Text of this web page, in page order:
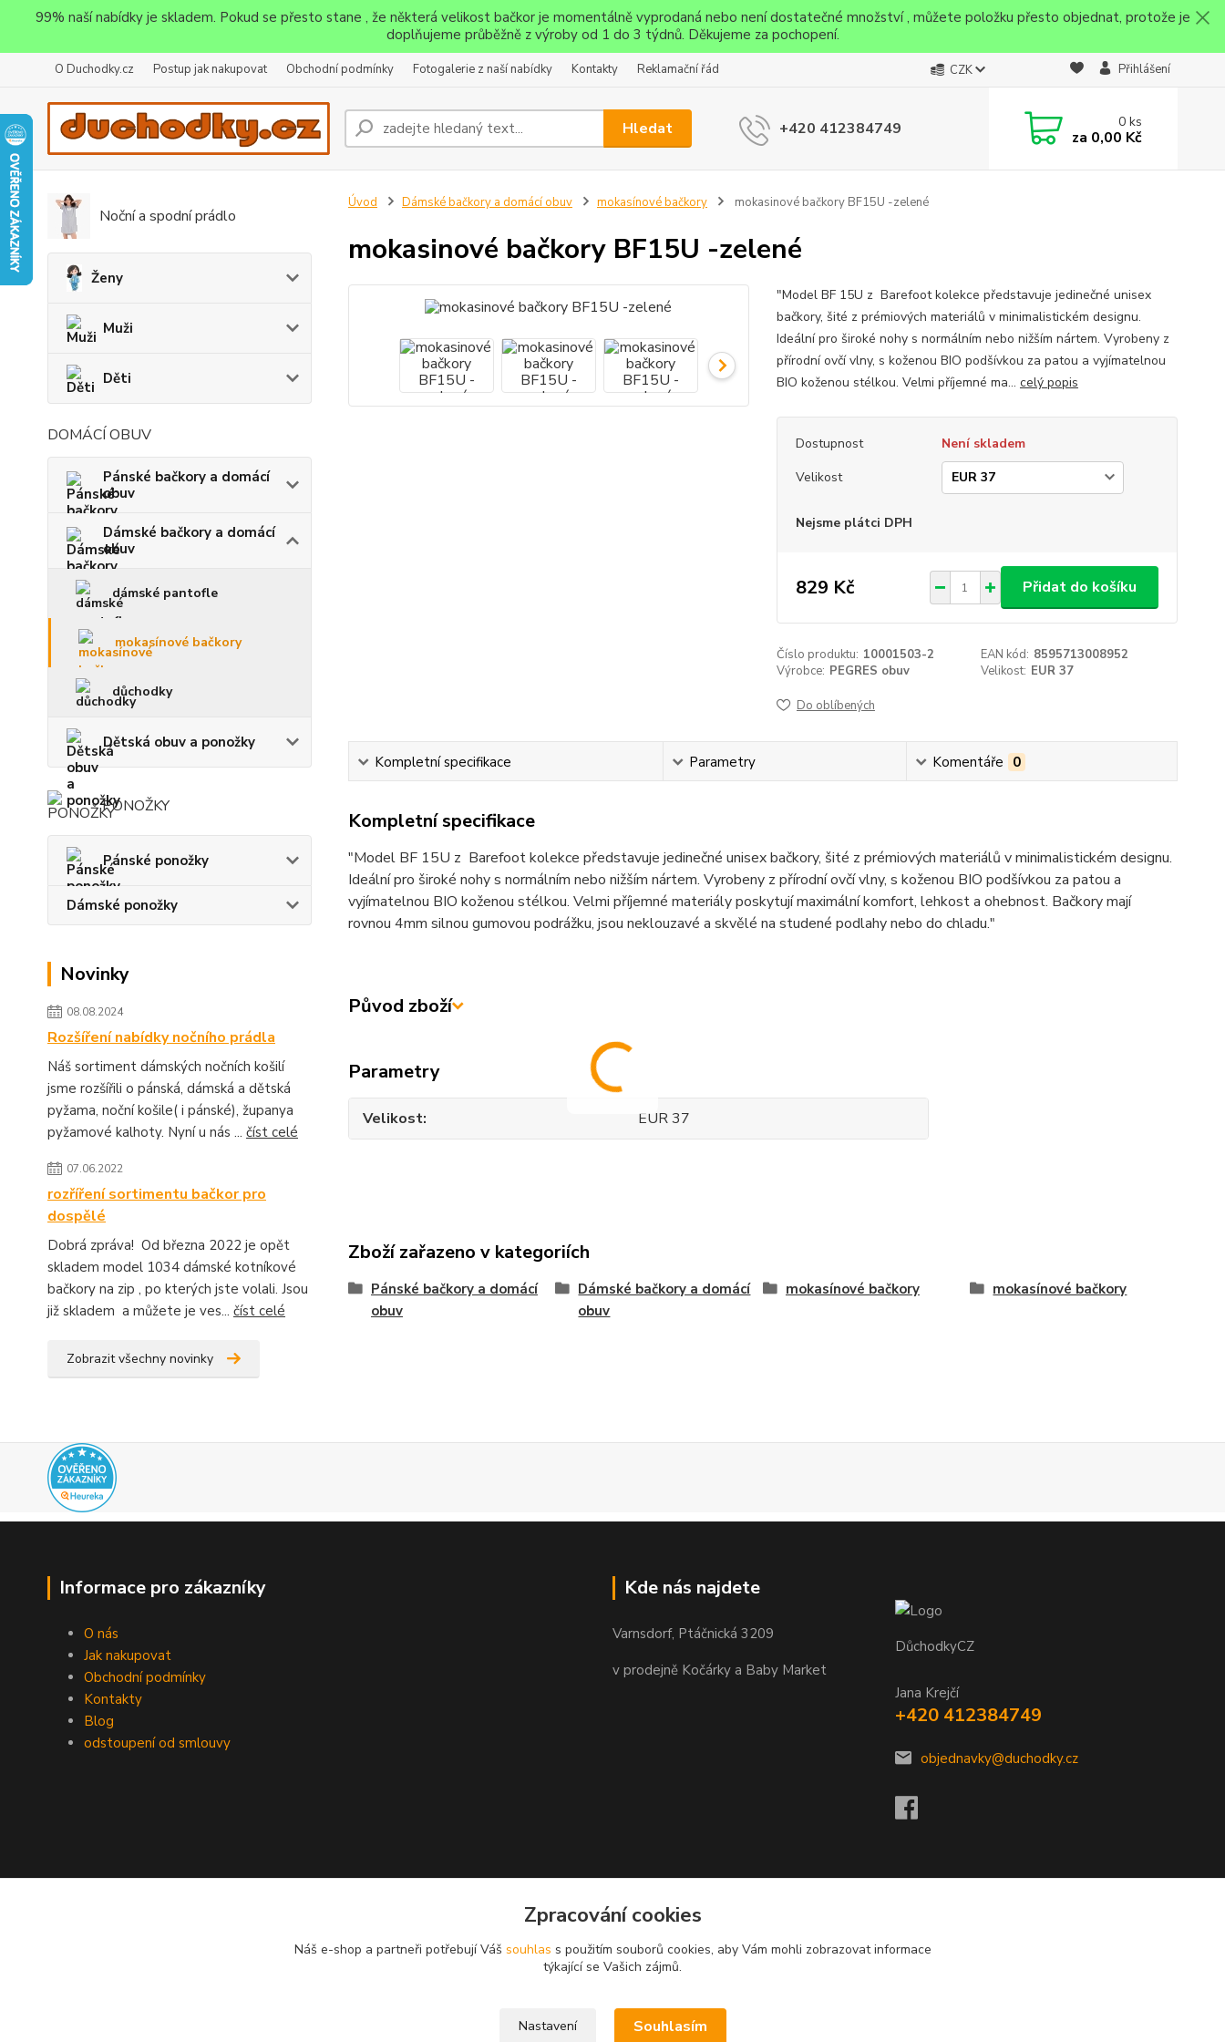
99% naší nabídky je skladem. Pokud se přesto stane , že některá velikost bačkor je momentálně vyprodaná nebo není dostatečné množství , můžete položku přesto objednat, protože je
doplňujeme průběžně z výroby od 1 do 3 týdnů. Děkujeme za pochopení.
O Duchodky.cz Postup jak nakupovat Obchodní podmínky Fotogalerie z naší nabídky Kontakty Reklamační řád CZK Přihlášení
Hledat +420 412384749 0ks
za 0,00 Kč
Noční a spodní prádlo
Ženy
Muži
Děti
DOMÁCÍ OBUV
Pánské bačkory a domácí
obuv
Dámské bačkory a domácí
obuv
dámské pantofle
mokasínové bačkory
důchodky
Dětská obuv a ponožky
PONOŽKY
Pánské ponožky
Dámské ponožky
Novinky
08.08.2024
Rozšíření nabídky nočního prádla
Náš sortiment dámských nočních košilí
jsme rozšířili o pánská, dámská a dětská
pyžama, noční košile( i pánské), županya
pyžamové kalhoty. Nyní u nás ... číst celé
07.06.2022
rozříření sortimentu bačkor pro
dospělé
Dobrá zpráva! Od března 2022 je opět
skladem model 1034 dámské kotníkové
bačkory na zip , po kterých jste volali. Jsou
již skladem a můžete je ves... číst celé
Zobrazit všechny novinky
Úvod Dámské bačkory a domácí obuv mokasínové bačkory mokasinové bačkory BF15U -zelené
mokasinové bačkory BF15U -zelené
"Model BF 15U z Barefoot kolekce představuje jedinečné unisex
bačkory, šité z prémiových materiálů v minimalistickém designu.
Ideální pro široké nohy s normálním nebo nižším nártem. Vyrobeny z
přírodní ovčí vlny, s koženou BIO podšívkou za patou a vyjímatelnou
BIO koženou stélkou. Velmi příjemné ma... celý popis
Dostupnost
Není skladem
Velikost
Nejsme plátci DPH
829 Kč Přidat do košíku
Číslo produktu: 10001503-2 EAN kód: 8595713008952
Výrobce: PEGRES obuv Velikost: EUR 37
Do oblíbených
Kompletní specifikace Parametry Komentáře 0
Kompletní specifikace
"Model BF 15U z Barefoot kolekce představuje jedinečné unisex bačkory, šité z prémiových materiálů v minimalistickém designu.
Ideální pro široké nohy s normálním nebo nižším nártem. Vyrobeny z přírodní ovčí vlny, s koženou BIO podšívkou za patou a
vyjímatelnou BIO koženou stélkou. Velmi příjemné materiály poskytují maximální komfort, lehkost a ohebnost. Bačkory mají
rovnou 4mm silnou gumovou podrážku, jsou neklouzavé a skvělé na studené podlahy nebo do chladu."
Původ zboží
Parametry
Velikost EUR 37
Zboží zařazeno v kategoriích
Pánské bačkory a domácí
obuv
Dámské bačkory a domácí
obuv
mokasínové bačkory mokasínové bačkory
Informace pro zákazníky
O nás
Jak nakupovat
Obchodní podmínky
Kontakty
Blog
odstoupení od smlouvy
Kde nás najdete
Varnsdorf, Ptáčnická 3209
v prodejně Kočárky a Baby Market
DůchodkyCZ
Jana Krejčí
+420 412384749
objednavky@duchodky.cz
Zpracování cookies
Náš e-shop a partneři potřebují Váš souhlas s použitím souborů cookies, aby Vám mohli zobrazovat informace
týkající se Vašich zájmů.
Nastavení Souhlasím